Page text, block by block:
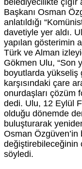
Başkanı Osman
anlatıldığı
davetiyle yer aldı.
yapılan gösterimin
Türk ve Alman
Gökmen Ulu, “Son
boyutlarda yükseliş
karşısındaki çare
onurdaşları çözüm
dedi. Ulu, 12 Eylül
olduğu dönemde
buluşturarak
Osman
değiştirebileceğinin
söyledi.